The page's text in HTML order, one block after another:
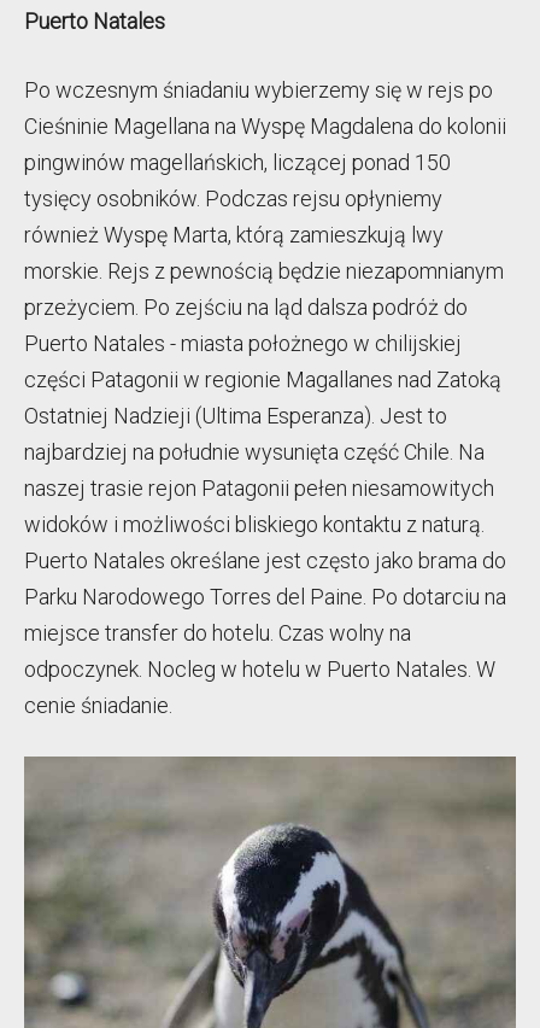
Puerto Natales
Po wczesnym śniadaniu wybierzemy się w rejs po
Cieśninie Magellana na Wyspę Magdalena do kolonii
pingwinów magellańskich, liczącej ponad 150
tysięcy osobników. Podczas rejsu opłyniemy
również Wyspę Marta, którą zamieszkują lwy
morskie. Rejs z pewnością będzie niezapomnianym
przeżyciem. Po zejściu na ląd dalsza podróż do
Puerto Natales - miasta położnego w chilijskiej
części Patagonii w regionie Magallanes nad Zatoką
Ostatniej Nadzieji (Ultima Esperanza). Jest to
najbardziej na południe wysunięta część Chile. Na
naszej trasie rejon Patagonii pełen niesamowitych
widoków i możliwości bliskiego kontaktu z naturą.
Puerto Natales określane jest często jako brama do
Parku Narodowego Torres del Paine. Po dotarciu na
miejsce transfer do hotelu. Czas wolny na
odpoczynek. Nocleg w hotelu w Puerto Natales. W
cenie śniadanie.